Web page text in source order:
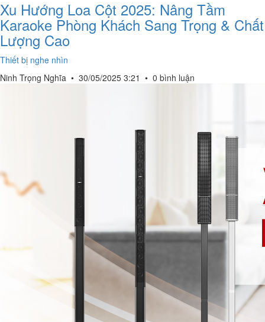
Xu Hướng Loa Cột 2025: Nâng Tầm
Karaoke Phòng Khách Sang Trọng & Chất
Lượng Cao
Thiết bị nghe nhìn
Ninh Trọng Nghĩa • 30/05/2025 3:21 • 0 bình luận